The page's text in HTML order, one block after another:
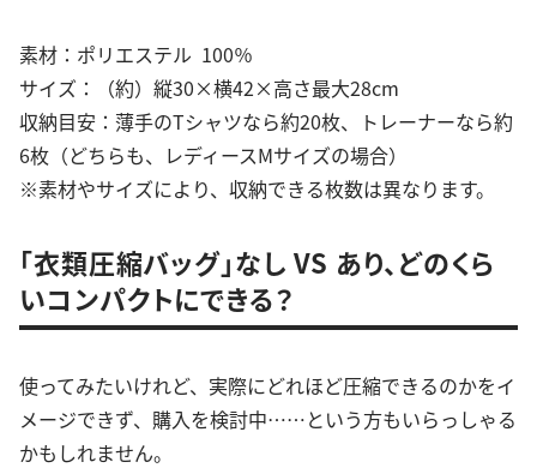
素材：ポリエステル 100％
サイズ：（約）縦30×横42×高さ最大28cm
収納目安：薄手のTシャツなら約20枚、トレーナーなら約
6枚（どちらも、レディースMサイズの場合）
※素材やサイズにより、収納できる枚数は異なります。
「衣類圧縮バッグ」なし VS あり、どのくら
いコンパクトにできる？
使ってみたいけれど、実際にどれほど圧縮できるのかをイ
メージできず、購入を検討中……という方もいらっしゃる
かもしれません。